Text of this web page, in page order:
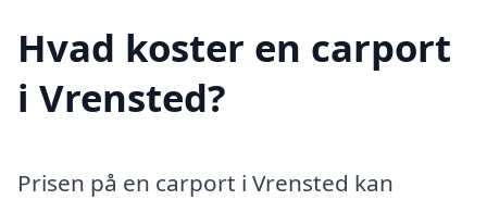
Hvad koster en carport
i Vrensted?
Prisen på en carport i Vrensted kan